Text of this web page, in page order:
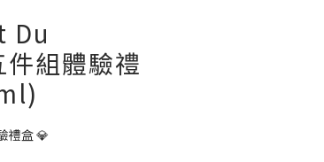
Du
組體驗禮
禮盒 💎